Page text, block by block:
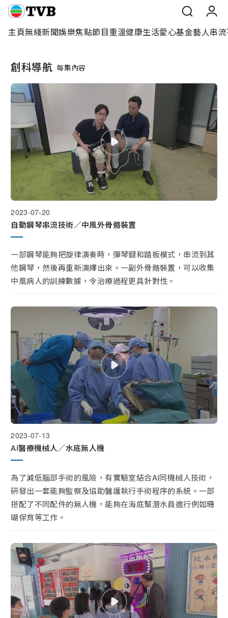
無綫新聞
娛樂焦點
節目重溫
健康生活
愛心基金
串流平台
主頁無綫新聞娛樂焦點節目重溫健康生活愛心基金藝人串
創科導航 每集內容
2023-07-20
自動鋼琴串流技術／中風外骨骼裝置
一部鋼琴能夠把旋律演奏時，彈琴鍵和踏板模式，串流到其
他鋼琴，然後再重新演繹出來。一副外骨骼裝置，可以收集
中風病人的訓練數據，令治療過程更具針對性。
2023-07-13
AI醫療機械人／水底無人機
為了減低腦部手術的風險，有實驗室結合AI同機械人技術，
研發出一套能夠監察及協助醫護執行手術程序的系統。一部
搭配了不同配件的無人機，能夠在海底幫潛水員進行例如珊
瑚保育等工作。